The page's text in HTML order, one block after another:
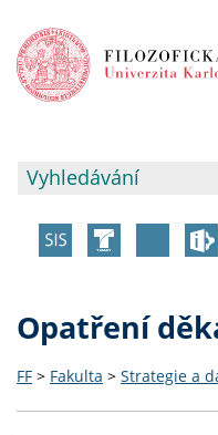
Opatření
FF > Fakulta > Strategie a